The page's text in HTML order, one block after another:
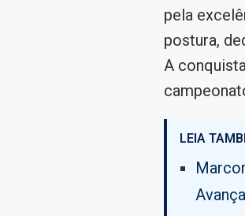
pela
postura,
A
LEIA